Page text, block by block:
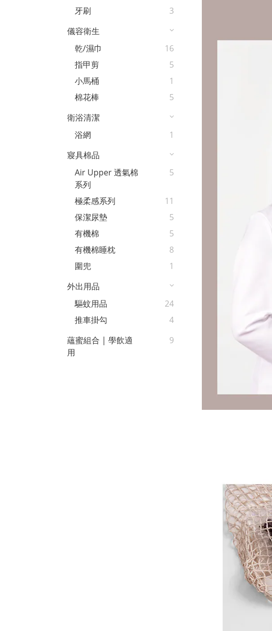
牙刷
3
儀容衛生
乾/濕巾
16
指甲剪
5
小馬桶
1
棉花棒
5
衛浴清潔
浴網
1
寢具棉品
Air Upper 透氣棉
系列
5
極柔感系列
11
保潔尿墊
5
有機棉
5
有機棉睡枕
8
圍兜
1
外出用品
驅蚊用品
24
推車掛勾
4
蘊蜜組合 | 學飲適
用
9